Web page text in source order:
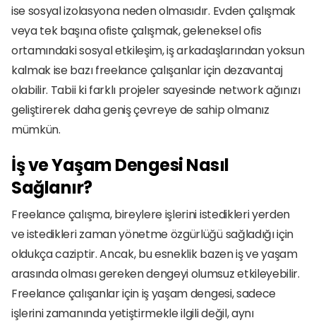
ise sosyal izolasyona neden olmasıdır. Evden çalışmak
veya tek başına ofiste çalışmak, geleneksel ofis
ortamındaki sosyal etkileşim, iş arkadaşlarından yoksun
kalmak ise bazı freelance çalışanlar için dezavantaj
olabilir. Tabii ki farklı projeler sayesinde network ağınızı
geliştirerek daha geniş çevreye de sahip olmanız
mümkün.
İş ve Yaşam Dengesi Nasıl
Sağlanır?
Freelance çalışma, bireylere işlerini istedikleri yerden
ve istedikleri zaman yönetme özgürlüğü sağladığı için
oldukça caziptir. Ancak, bu esneklik bazen iş ve yaşam
arasında olması gereken dengeyi olumsuz etkileyebilir.
Freelance çalışanlar için iş yaşam dengesi, sadece
işlerini zamanında yetiştirmekle ilgili değil, aynı